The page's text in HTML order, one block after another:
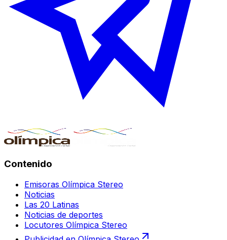
Contenido
Emisoras Olímpica Stereo
Noticias
Las 20 Latinas
Noticias de deportes
Locutores Olímpica Stereo